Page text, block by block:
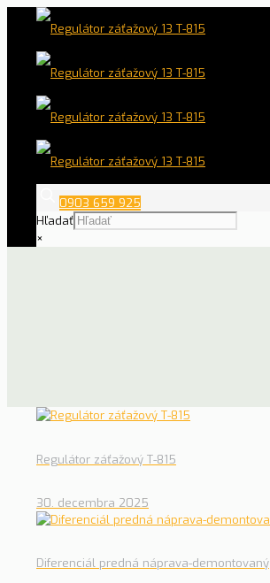
0903 659 925
Hľadať
×
Regulátor záťažový T-815
30. decembra 2025
Diferenciál predná náprava-demontovaný